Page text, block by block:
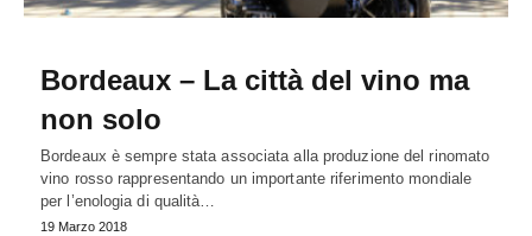
Bordeaux – La città del vino ma
non solo
Bordeaux è sempre stata associata alla produzione del rinomato
vino rosso rappresentando un importante riferimento mondiale
per l’enologia di qualità…
19 Marzo 2018